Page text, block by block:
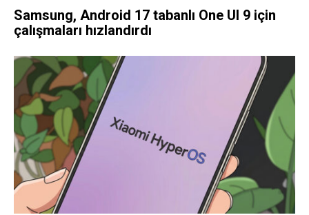
Samsung, Android 17 tabanlı One UI 9 için
çalışmaları hızlandırdı